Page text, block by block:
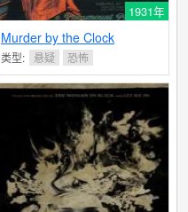
1931年
Murder by the Clock
类型: 悬疑 恐怖